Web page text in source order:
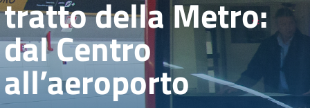
tratto della Metro:
dal Centro
all’aeroporto